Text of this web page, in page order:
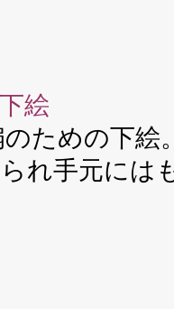
絵
ための下
れ手元には